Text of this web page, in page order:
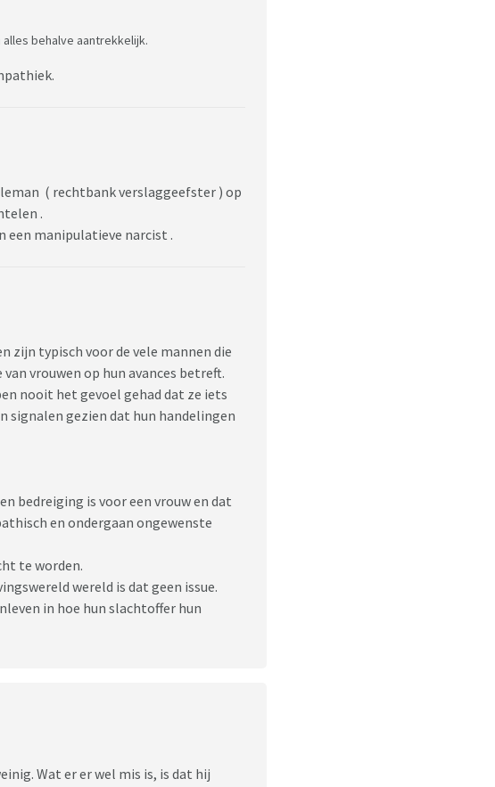
alles behalve aantrekkelijk.
( rechtbank verslaggeefster ) op
.
een manipulatieve narcist .
zijn typisch voor de vele mannen die
vrouwen op hun avances betreft.
nooit het gevoel gehad dat ze iets
signalen gezien dat hun handelingen
bedreiging is voor een vrouw en dat
en ondergaan ongewenste
te worden.
wereld is dat geen issue.
in hoe hun slachtoffer hun
Wat er er wel mis is, is dat hij